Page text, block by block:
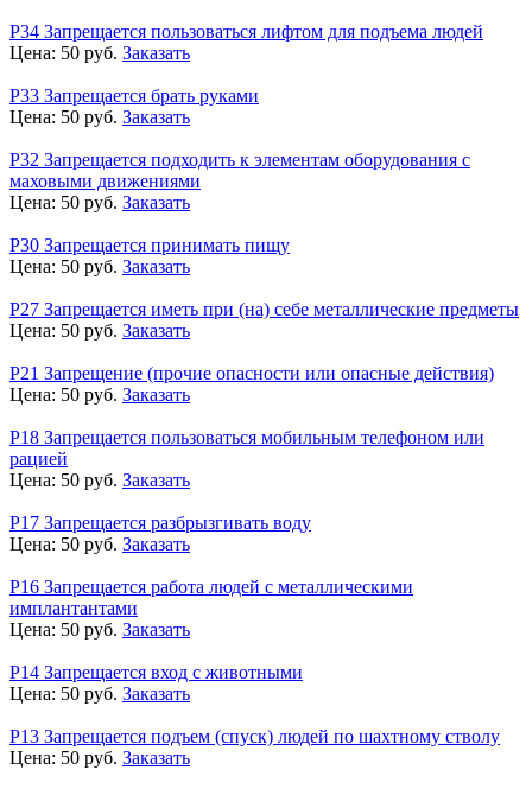
P34 Запрещается пользоваться лифтом для подъема людей
Цена: 50 руб. Заказать
P33 Запрещается брать руками
Цена: 50 руб. Заказать
Р32 Запрещается подходить к элементам оборудования с
маховыми движениями
Цена: 50 руб. Заказать
Р30 Запрещается принимать пищу
Цена: 50 руб. Заказать
Р27 Запрещается иметь при (на) себе металлические предметы
Цена: 50 руб. Заказать
Р21 Запрещение (прочие опасности или опасные действия)
Цена: 50 руб. Заказать
Р18 Запрещается пользоваться мобильным телефоном или
рацией
Цена: 50 руб. Заказать
Р17 Запрещается разбрызгивать воду
Цена: 50 руб. Заказать
Р16 Запрещается работа людей с металлическими
имплантантами
Цена: 50 руб. Заказать
Р14 Запрещается вход с животными
Цена: 50 руб. Заказать
Р13 Запрещается подъем (спуск) людей по шахтному стволу
Цена: 50 руб. Заказать